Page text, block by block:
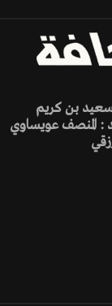
سعيد بن كريم
: المنصف عويساوي